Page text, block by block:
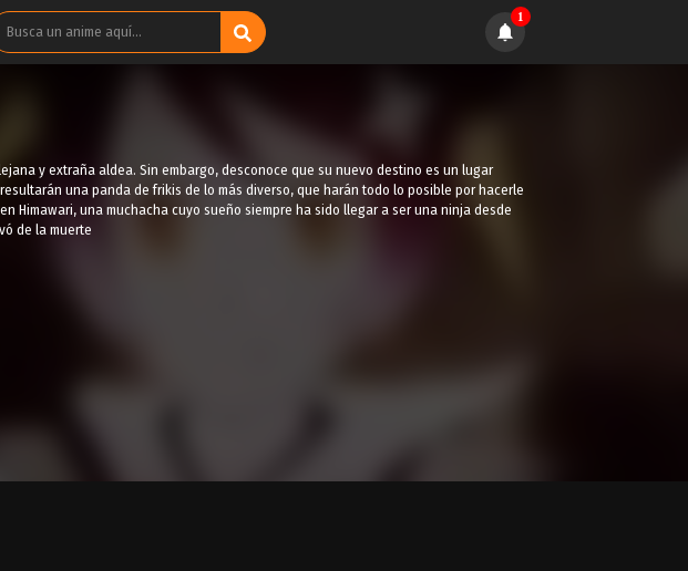
1
y extraña aldea. Sin embargo, desconoce que su nuevo destino es un lugar
una panda de frikis de lo más diverso, que harán todo lo posible por hacerle
Himawari, una muchacha cuyo sueño siempre ha sido llegar a ser una ninja desde
de la muerte